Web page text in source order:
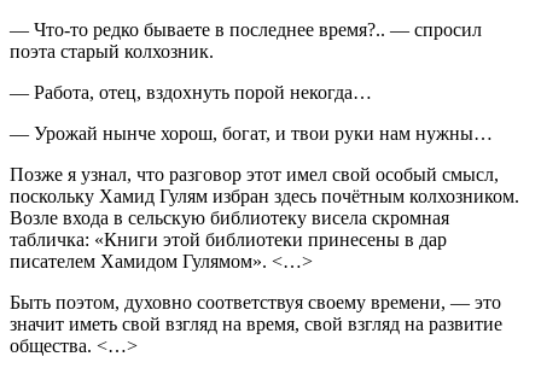
— Что-то редко бываете в последнее время?.. — спросил
поэта старый колхозник.
— Работа, отец, вздохнуть порой некогда…
— Урожай нынче хорош, богат, и твои руки нам нужны…
Позже я узнал, что разговор этот имел свой особый смысл,
поскольку Хамид Гулям избран здесь почётным колхозником.
Возле входа в сельскую библиотеку висела скромная
табличка: «Книги этой библиотеки принесены в дар
писателем Хамидом Гулямом». <…>
Быть поэтом, духовно соответствуя своему времени, — это
значит иметь свой взгляд на время, свой взгляд на развитие
общества. <…>